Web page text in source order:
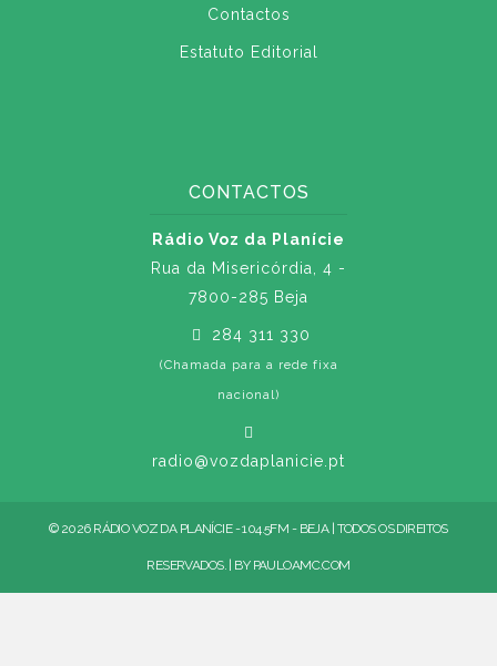
Contactos
Estatuto Editorial
CONTACTOS
Rádio Voz da Planície
Rua da Misericórdia, 4 -
7800-285 Beja
284 311 330
(Chamada para a rede fixa
nacional)
radio@vozdaplanicie.pt
© 2026 RÁDIO VOZ DA PLANÍCIE - 104.5FM - BEJA | TODOS OS DIREITOS
RESERVADOS. | BY PAULOAMC.COM